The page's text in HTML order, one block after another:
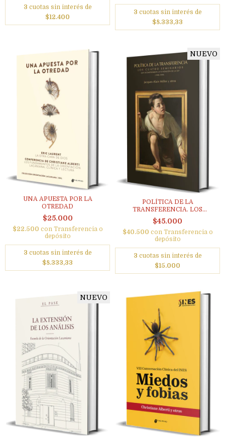
3 cuotas sin interés de
$12.400
3 cuotas sin interés de
$8.333,33
UNA APUESTA POR LA
OTREDAD
$25.000
$22.500 con Transferencia o
depósito
3 cuotas sin interés de
$8.333,33
NUEVO
POLÍTICA DE LA
TRANSFERENCIA. LOS
CUATRO...
$45.000
$40.500 con Transferencia o
depósito
3 cuotas sin interés de
$15.000
NUEVO